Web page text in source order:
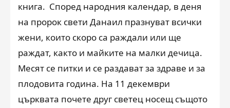
книга. Според народния календар, в деня
на пророк свети Данаил празнуват всички
жени, които скоро са раждали или ще
раждат, както и майките на малки дечица.
Месят се питки и се раздават за здраве и за
плодовита година. На 11 декември
църквата почете друг светец носещ същото